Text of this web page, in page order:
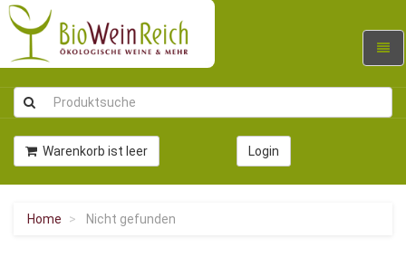
Warenkorb ist leer Login
Home Nicht gefunden